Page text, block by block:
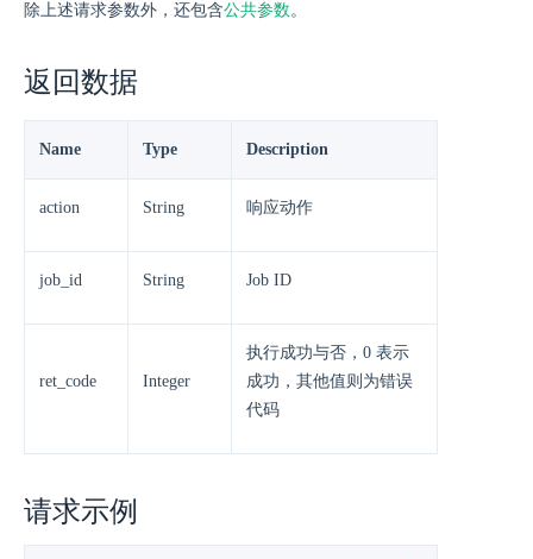
除上述请求参数外，还包含公共参数。
返回数据
Name Type Description
action String 响应动作
job_id String Job ID
ret_code Integer
执行成功与否，0 表示
成功，其他值则为错误
代码
请求示例